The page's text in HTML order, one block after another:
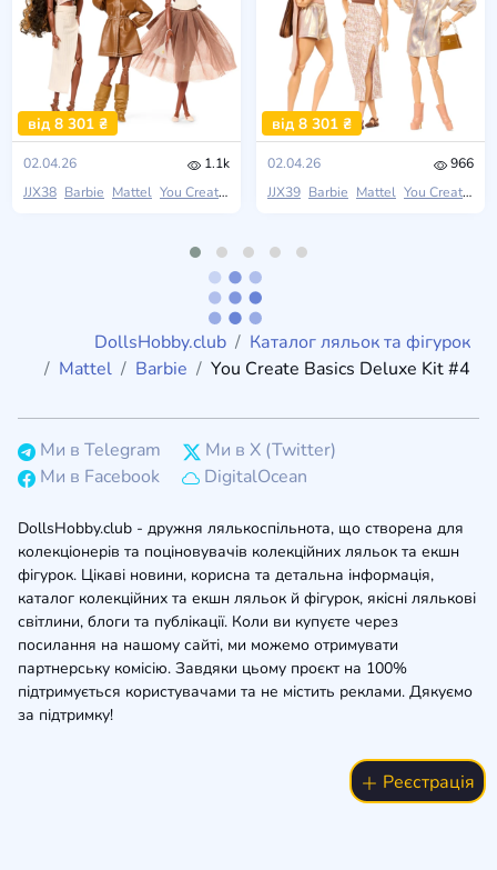
від 8 301 ₴
02.04.26
1.1k
JJX38 Barbie Mattel You Create
від 8 301 ₴
02.04.26
966
JJX39 Barbie Mattel You Create
DollsHobby.club
Каталог ляльок та фігурок
Mattel
Barbie You Create Basics Deluxe Kit #4
Ми в Telegram
Ми в X (Twitter)
Ми в Facebook
DigitalOcean
DollsHobby.club - дружня лялькоспільнота, що створена для
колекціонерів та поціновувачів колекційних ляльок та екшн
фігурок. Цікаві новини, корисна та детальна інформація,
каталог колекційних та екшн ляльок й фігурок, якісні лялькові
світлини, блоги та публікації. Коли ви купуєте через
посилання на нашому сайті, ми можемо отримувати
партнерську комісію. Завдяки цьому проєкт на 100%
підтримується користувачами та не містить реклами. Дякуємо
за підтримку!
Реєстрація